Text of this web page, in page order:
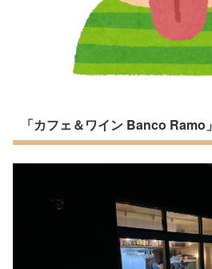
「カフェ＆ワイン Banco Ramo」